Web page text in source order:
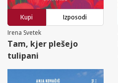
Kupi
Izposodi
Irena Svetek
Tam, kjer plešejo
tulipani